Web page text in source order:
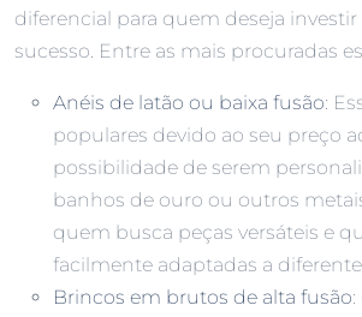
diferencial para quem deseja
sucesso. Entre as mais procuradas
Anéis de latão ou baixa fusão:
populares devido ao seu preço
possibilidade de serem
banhos de ouro ou outros
quem busca peças versáteis e
facilmente adaptadas a
Brincos em brutos de alta fusão